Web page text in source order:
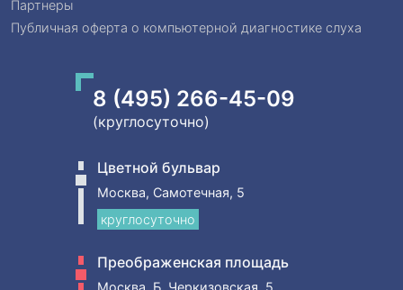
Партнеры
Публичная оферта о компьютерной диагностике слуха
8 (495) 266-45-09
(круглосуточно)
Цветной бульвар
Москва, Самотечная, 5
круглосуточно
Преображенская площадь
Москва, Б. Черкизовская, 5